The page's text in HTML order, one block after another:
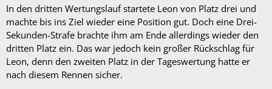
In den dritten Wertungslauf startete Leon von Platz drei und
machte bis ins Ziel wieder eine Position gut. Doch eine Drei-
Sekunden-Strafe brachte ihm am Ende allerdings wieder den
dritten Platz ein. Das war jedoch kein großer Rückschlag für
Leon, denn den zweiten Platz in der Tageswertung hatte er
nach diesem Rennen sicher.